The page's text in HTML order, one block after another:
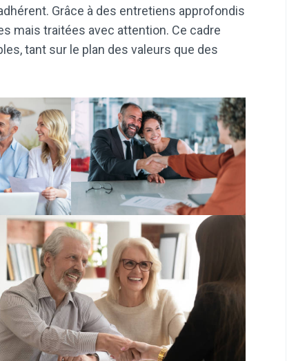
Grâce à des entretiens approfondis
mais traitées avec attention. Ce cadre
tant sur le plan des valeurs que des